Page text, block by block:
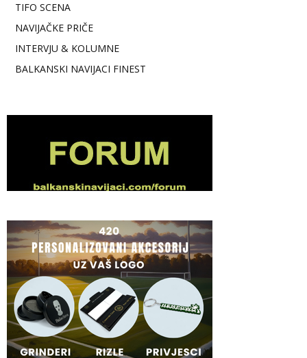
TIFO SCENA
NAVIJAČKE PRIČE
INTERVJU & KOLUMNE
BALKANSKI NAVIJACI FINEST